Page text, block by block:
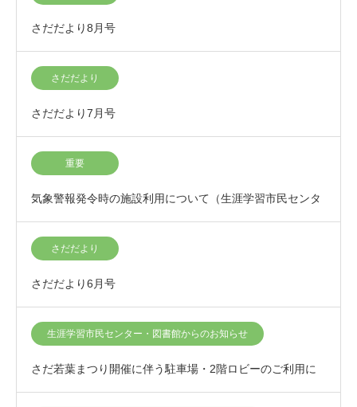
さだだより8月号
さだだより
さだだより7月号
重要
気象警報発令時の施設利用について（生涯学習市民センタ
ー）さだだより
さだだより6月号
生涯学習市民センター・図書館からのお知らせ
さだ若葉まつり開催に伴う駐車場・2階ロビーのご利用に